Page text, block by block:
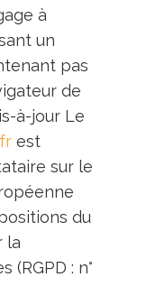
à
un
pas
de
à-jour Le
est
sur le
du
la
(RGPD : n°